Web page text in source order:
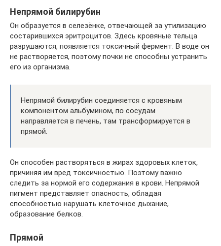
Непрямой билирубин
Он образуется в селезёнке, отвечающей за утилизацию
состарившихся эритроцитов. Здесь кровяные тельца
разрушаются, появляется токсичный фермент. В воде он
не растворяется, поэтому почки не способны устранить
его из организма.
Непрямой билирубин соединяется с кровяным
компонентом альбумином, по сосудам
направляется в печень, там трансформируется в
прямой.
Он способен растворяться в жирах здоровых клеток,
причиняя им вред токсичностью. Поэтому важно
следить за нормой его содержания в крови. Непрямой
пигмент представляет опасность, обладая
способностью нарушать клеточное дыхание,
образование белков.
Прямой